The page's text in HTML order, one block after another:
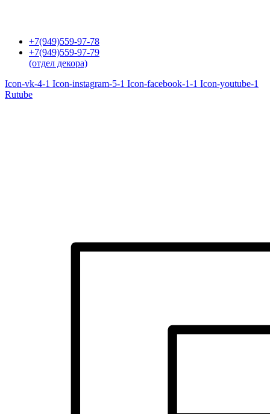
+7(949)559-97-78
+7(949)559-97-79
(отдел декора)
Icon-vk-4-1 Icon-instagram-5-1 Icon-facebook-1-1 Icon-youtube-1
Rutube